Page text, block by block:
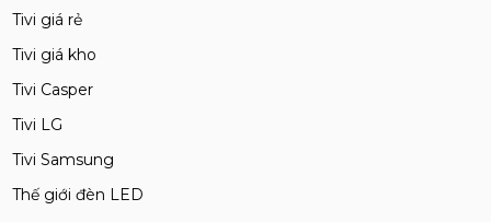
Tivi giá rẻ
Tivi giá kho
Tivi Casper
Tivi LG
Tivi Samsung
Thế giới đèn LED